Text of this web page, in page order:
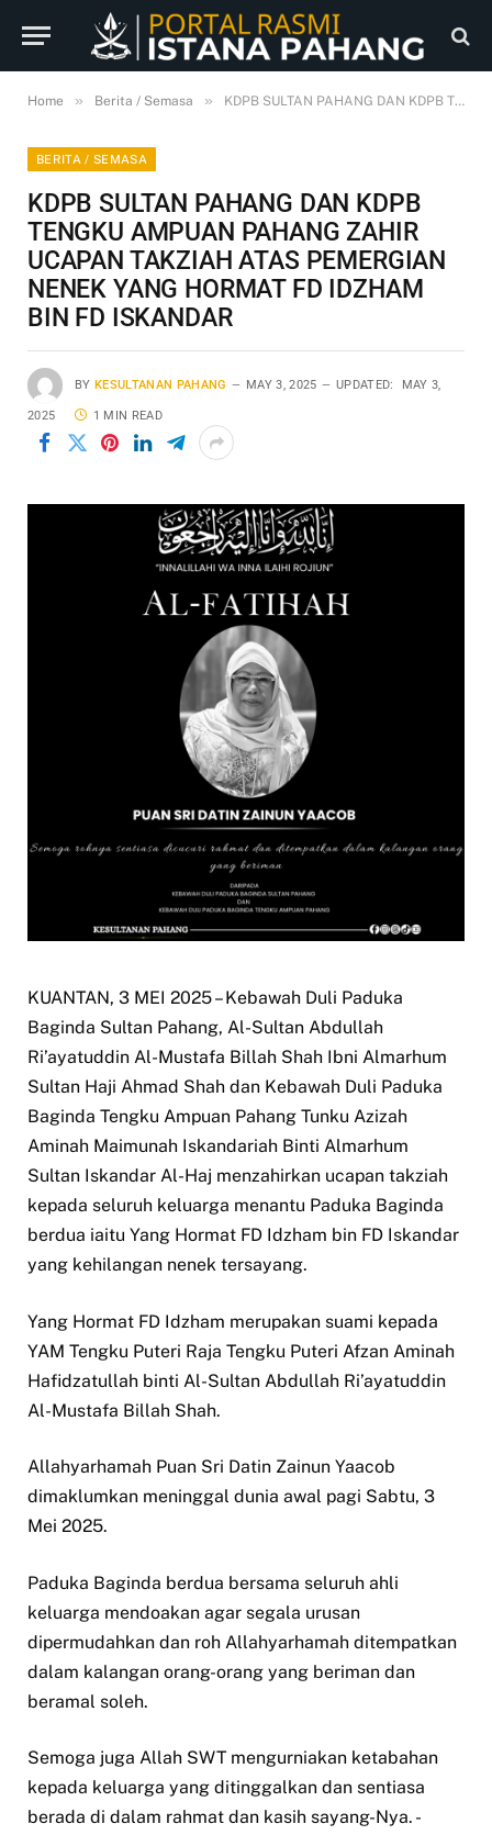
Home » Berita / Semasa » KDPB SULTAN PAHANG DAN KDPB TENGKU AMPUAN PAHANG ZAHIR UCAPAN TAKZIAH ATAS PEMERGIAN NENEK YANG HORMAT FD IDZHAM BIN FD ISKANDAR
BERITA / SEMASA
KDPB SULTAN PAHANG DAN KDPB
TENGKU AMPUAN PAHANG ZAHIR
UCAPAN TAKZIAH ATAS PEMERGIAN
NENEK YANG HORMAT FD IDZHAM
BIN FD ISKANDAR
BY KESULTANAN PAHANG MAY 3, 2025 UPDATED: MAY 3,
2025 1 MIN READ
KUANTAN, 3 MEI 2025 – Kebawah Duli Paduka
Baginda Sultan Pahang, Al-Sultan Abdullah
Ri’ayatuddin Al-Mustafa Billah Shah Ibni Almarhum
Sultan Haji Ahmad Shah dan Kebawah Duli Paduka
Baginda Tengku Ampuan Pahang Tunku Azizah
Aminah Maimunah Iskandariah Binti Almarhum
Sultan Iskandar Al-Haj menzahirkan ucapan takziah
kepada seluruh keluarga menantu Paduka Baginda
berdua iaitu Yang Hormat FD Idzham bin FD Iskandar
yang kehilangan nenek tersayang.
Yang Hormat FD Idzham merupakan suami kepada
YAM Tengku Puteri Raja Tengku Puteri Afzan Aminah
Hafidzatullah binti Al-Sultan Abdullah Ri’ayatuddin
Al-Mustafa Billah Shah.
Allahyarhamah Puan Sri Datin Zainun Yaacob
dimaklumkan meninggal dunia awal pagi Sabtu, 3
Mei 2025.
Paduka Baginda berdua bersama seluruh ahli
keluarga mendoakan agar segala urusan
dipermudahkan dan roh Allahyarhamah ditempatkan
dalam kalangan orang-orang yang beriman dan
beramal soleh.
Semoga juga Allah SWT mengurniakan ketabahan
kepada keluarga yang ditinggalkan dan sentiasa
berada di dalam rahmat dan kasih sayang-Nya. -